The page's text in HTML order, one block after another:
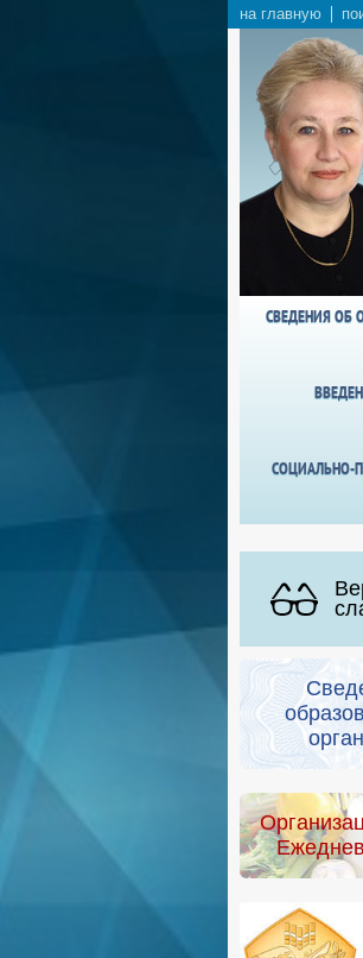
на главную
СВЕДЕНИЯ ОБ
СОЦИАЛЬНО-